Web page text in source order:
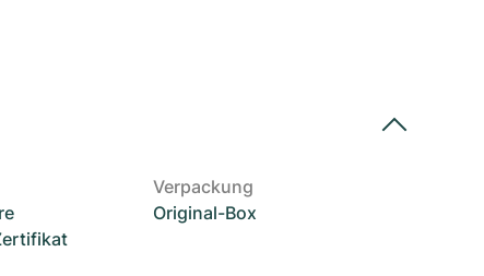
Verpackung
Original-Box